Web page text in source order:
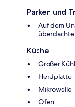
Parken und
Auf dem
überdachte
Küche
Großer
Herdplatte
Mikrowelle
Ofen